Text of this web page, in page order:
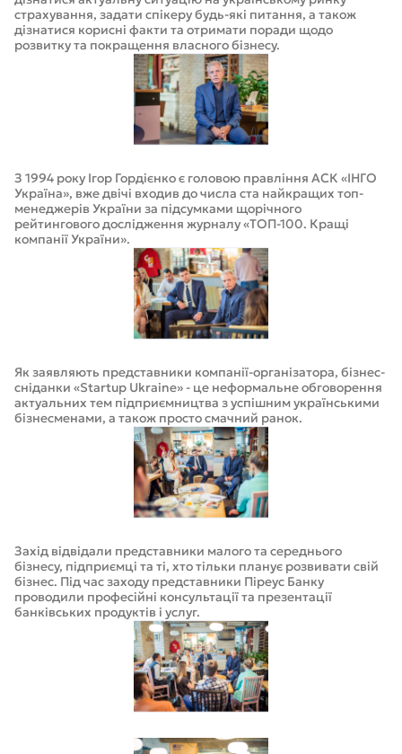
страхування, задати спікеру будь-які питання, а також
дізнатися корисні факти та отримати поради щодо
розвитку та покращення власного бізнесу.
З 1994 року Ігор Гордієнко є головою правління АСК «ІНГО
Україна», вже двічі входив до числа ста найкращих топ-
менеджерів України за підсумками щорічного
рейтингового дослідження журналу «ТОП-100. Кращі
компанії України».
Як заявляють представники компанії-організатора, бізнес-
сніданки «Startup Ukraine» - це неформальне обговорення
актуальних тем підприємництва з успішним українськими
бізнесменами, а також просто смачний ранок.
Захід відвідали представники малого та середнього
бізнесу, підприємці та ті, хто тільки планує розвивати свій
бізнес. Під час заходу представники Піреус Банку
проводили професійні консультації та презентації
банківських продуктів і услуг.